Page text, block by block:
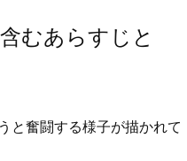
むあらすじと
と奮闘する様子が描かれて